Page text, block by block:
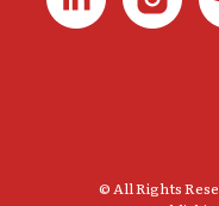
© All Rights